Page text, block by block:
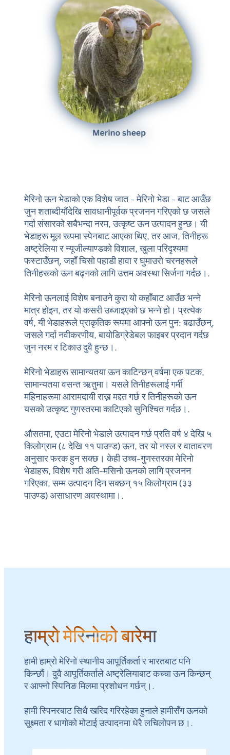
मेरिनो ऊन भेडाको एक विशेष जात - मेरिनो भेडा - बाट आउँछ
जुन शताब्दीयौंदेखि सावधानीपूर्वक प्रजनन गरिएको छ जसले
गर्दा संसारको सबैभन्दा नरम, उत्कृष्ट ऊन उत्पादन हुन्छ। यी
भेडाहरू मूल रूपमा स्पेनबाट आएका थिए, तर आज, तिनीहरू
अष्ट्रेलिया र न्यूजील्याण्डको विशाल, खुला परिदृश्यमा
फस्टाउँछन्, जहाँ चिसो पहाडी हावा र घुमाउरो चरनहरूले
तिनीहरूको ऊन बढ्नको लागि उत्तम अवस्था सिर्जना गर्दछ।.
मेरिनो ऊनलाई विशेष बनाउने कुरा यो कहाँबाट आउँछ भन्ने
मात्र होइन, तर यो कसरी उब्जाइएको छ भन्ने हो। प्रत्येक
वर्ष, यी भेडाहरूले प्राकृतिक रूपमा आफ्नो ऊन पुन: बढाउँछन्,
जसले गर्दा नवीकरणीय, बायोडिग्रेडेबल फाइबर प्रदान गर्दछ
जुन नरम र टिकाउ दुवै हुन्छ।.
मेरिनो भेडाहरू सामान्यतया ऊन काटिन्छन्वर्षमा एक पटक,
सामान्यतया वसन्त ऋतुमा। यसले तिनीहरूलाई गर्मी
महिनाहरूमा आरामदायी राख्न मद्दत गर्छ र तिनीहरूको ऊन
यसको उत्कृष्ट गुणस्तरमा काटिएको सुनिश्चित गर्दछ।.
औसतमा, एउटा मेरिनो भेडाले उत्पादन गर्छप्रति वर्ष ४ देखि ५
किलोग्राम (८ देखि ११ पाउण्ड) ऊन, तर यो नस्ल र वातावरण
अनुसार फरक हुन सक्छ। केही उच्च-गुणस्तरका मेरिनो
भेडाहरू, विशेष गरी अति-मसिनो ऊनको लागि प्रजनन
गरिएका, सम्म उत्पादन दिन सक्छन् १५ किलोग्राम (३३
पाउण्ड)असाधारण अवस्थामा।.
हाम्रो मेरिनोको बारेमा
हामी हाम्रो मेरिनो स्थानीय आपूर्तिकर्ता र भारतबाट पनि
किन्छौं। दुवै आपूर्तिकर्ताले अष्ट्रेलियाबाट कच्चा ऊन किन्छन्
र आफ्नो स्पिनिङ मिलमा प्रशोधन गर्छन्।.
हामी स्पिनरबाट सिधै खरिद गरिरहेका हुनाले हामीसँग ऊनको
सूक्ष्मता र धागोको मोटाई उत्पादनमा धेरै लचिलोपन छ।.